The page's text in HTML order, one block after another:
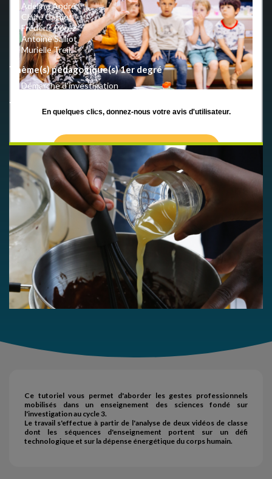
Adeline André
Claire Calmet
Frédéric Pérez
Antoine Salliot
Murielle Treil
Thème(s) pédagogique(s) 1er degré
Démarche d'investigation
Thème(s) pédagogique(s) 2nd degré
Ce tutoriel vous permet d'aborder les gestes professionnels
mobilisés dans un enseignement des sciences fondé sur
l'investigation au cycle 3.
Le travail s'effectue à partir de l'analyse de deux vidéos de classe
dont les séquences d'enseignement portent sur un défi
technologique et sur la dépense énergétique du corps humain.
En quelques clics, donnez-nous votre avis d'utilisateur.
LIEN VERS LE QUESTIONNAIRE